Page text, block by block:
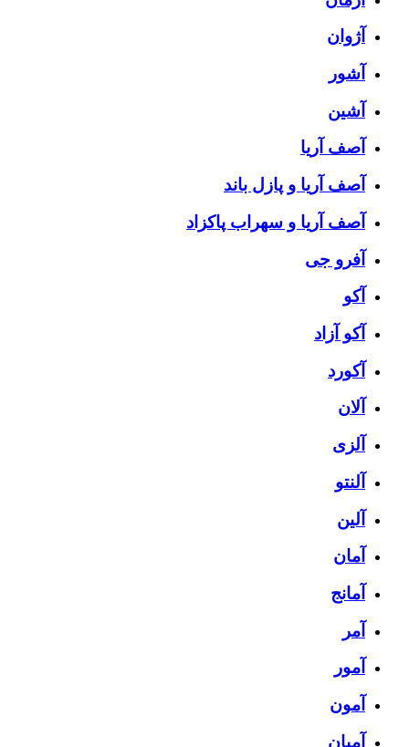
آژوان
آشور
آشین
آصف آریا
آصف آریا و پازل باند
آصف آریا و سهراب پاکزاد
آفرو جی
آکو
آکو آزاد
آکورد
آلان
آلزی
آلنتو
آلین
آمان
آمانج
آمر
آمور
آمون
آمیان